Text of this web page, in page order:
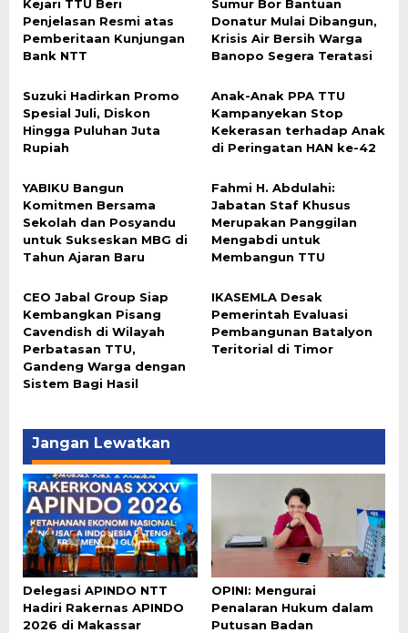
Kejari TTU Beri
Penjelasan Resmi atas
Pemberitaan Kunjungan
Bank NTT
Sumur Bor Bantuan
Donatur Mulai Dibangun,
Krisis Air Bersih Warga
Banopo Segera Teratasi
Suzuki Hadirkan Promo
Spesial Juli, Diskon
Hingga Puluhan Juta
Rupiah
Anak-Anak PPA TTU
Kampanyekan Stop
Kekerasan terhadap Anak
di Peringatan HAN ke-42
YABIKU Bangun
Komitmen Bersama
Sekolah dan Posyandu
untuk Sukseskan MBG di
Tahun Ajaran Baru
Fahmi H. Abdulahi:
Jabatan Staf Khusus
Merupakan Panggilan
Mengabdi untuk
Membangun TTU
CEO Jabal Group Siap
Kembangkan Pisang
Cavendish di Wilayah
Perbatasan TTU,
Gandeng Warga dengan
Sistem Bagi Hasil
IKASEMLA Desak
Pemerintah Evaluasi
Pembangunan Batalyon
Teritorial di Timor
Jangan Lewatkan
Delegasi APINDO NTT
Hadiri Rakernas APINDO
2026 di Makassar
OPINI: Mengurai
Penalaran Hukum dalam
Putusan Badan